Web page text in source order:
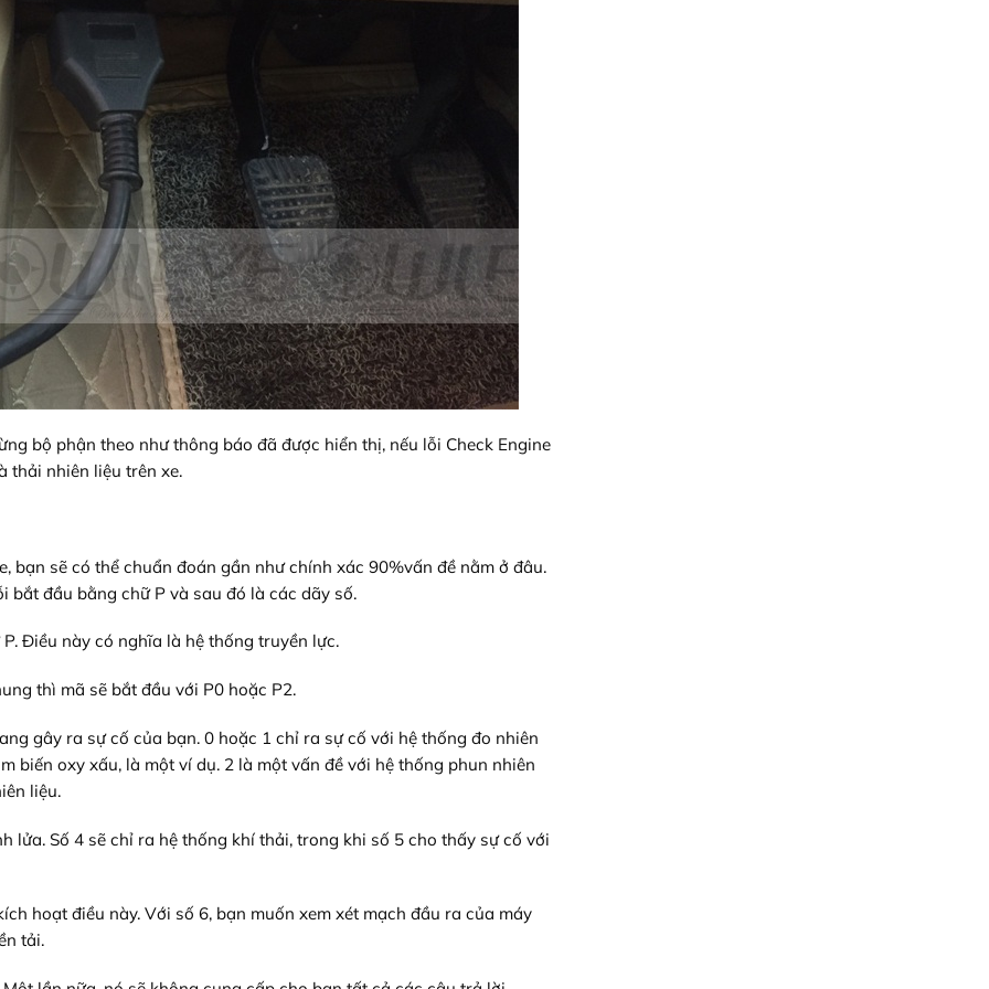
bộ phận theo như thông báo đã được hiển thị, nếu lỗi Check Engine
thải nhiên liệu trên xe.
bạn sẽ có thể chuẩn đoán gần như chính xác 90%vấn đề nằm ở đâu.
đầu bằng chữ P và sau đó là các dãy số.
Điều này có nghĩa là hệ thống truyền lực.
thì mã sẽ bắt đầu với P0 hoặc P2.
gây ra sự cố của bạn. 0 hoặc 1 chỉ ra sự cố với hệ thống đo nhiên
biến oxy xấu, là một ví dụ. 2 là một vấn đề với hệ thống phun nhiên
liệu.
lửa. Số 4 sẽ chỉ ra hệ thống khí thải, trong khi số 5 cho thấy sự cố với
hoạt điều này. Với số 6, bạn muốn xem xét mạch đầu ra của máy
tải.